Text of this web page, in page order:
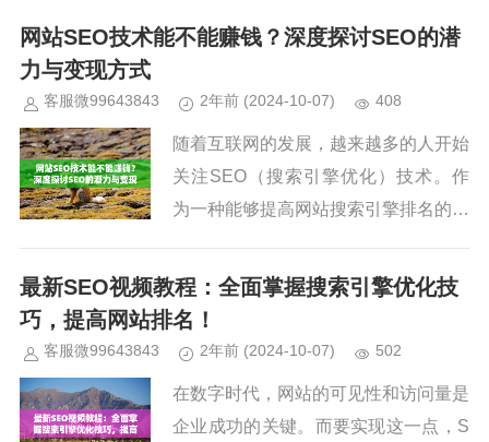
结构和外部链接来提升网站在搜索引擎
网站SEO技术能不能赚钱？深度探讨SEO的潜
力与变现方式
客服微99643843 2年前 (2024-10-07) 408
随着互联网的发展，越来越多的人开始
关注SEO（搜索引擎优化）技术。作
为一种能够提高网站搜索引擎排名的技
流量，更是许多企业成功营销的基础。
网站SEO技术到底能不能赚钱呢...
最新SEO视频教程：全面掌握搜索引擎优化技
巧，提高网站排名！
客服微99643843 2年前 (2024-10-07) 502
在数字时代，网站的可见性和访问量是
企业成功的关键。而要实现这一点，S